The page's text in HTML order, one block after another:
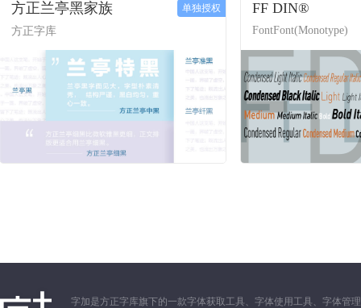
方正兰亭黑家族
方正字库
单独授权 FF DIN®
FontFont(Monotype)
字加是方正字库旗下的一款字体获取工具、字体使用工具、字体管